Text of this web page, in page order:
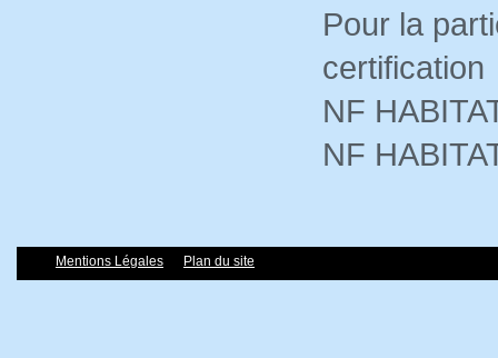
Pour la
certification
NF
NF
Mentions Légales Plan du site